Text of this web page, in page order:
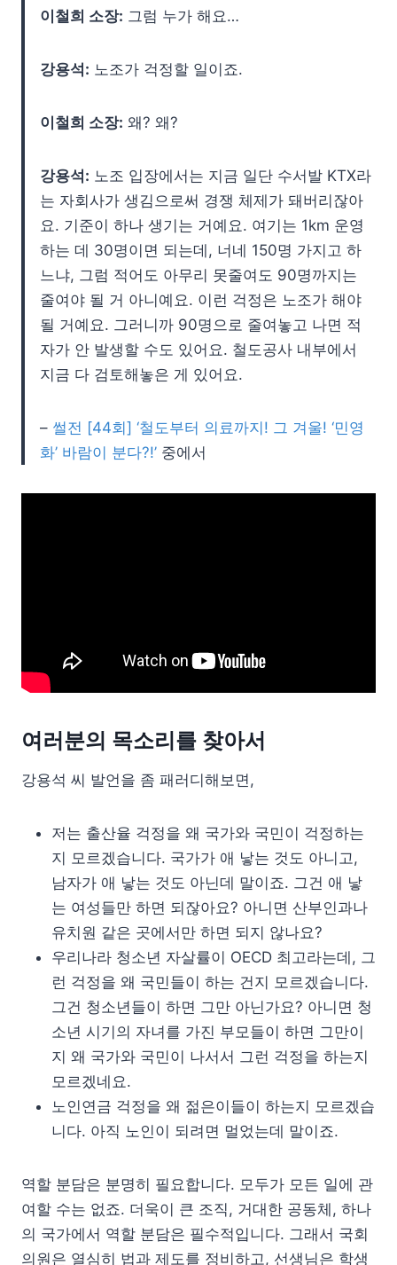
이철희 소장: 그럼 누가 해요…
강용석: 노조가 걱정할 일이죠.
이철희 소장: 왜? 왜?
강용석: 노조 입장에서는 지금 일단 수서발 KTX라
는 자회사가 생김으로써 경쟁 체제가 돼버리잖아
요. 기준이 하나 생기는 거예요. 여기는 1km 운영
하는 데 30명이면 되는데, 너네 150명 가지고 하
느냐, 그럼 적어도 아무리 못줄여도 90명까지는
줄여야 될 거 아니예요. 이런 걱정은 노조가 해야
될 거예요. 그러니까 90명으로 줄여놓고 나면 적
자가 안 발생할 수도 있어요. 철도공사 내부에서
지금 다 검토해놓은 게 있어요.
– 썰전 [44회] ‘철도부터 의료까지! 그 겨울! ‘민영
화’ 바람이 분다?!’ 중에서
여러분의 목소리를 찾아서
강용석 씨 발언을 좀 패러디해보면,
저는 출산율 걱정을 왜 국가와 국민이 걱정하는
지 모르겠습니다. 국가가 애 낳는 것도 아니고,
남자가 애 낳는 것도 아닌데 말이죠. 그건 애 낳
는 여성들만 하면 되잖아요? 아니면 산부인과나
유치원 같은 곳에서만 하면 되지 않나요?
우리나라 청소년 자살률이 OECD 최고라는데, 그
런 걱정을 왜 국민들이 하는 건지 모르겠습니다.
그건 청소년들이 하면 그만 아닌가요? 아니면 청
소년 시기의 자녀를 가진 부모들이 하면 그만이
지 왜 국가와 국민이 나서서 그런 걱정을 하는지
모르겠네요.
노인연금 걱정을 왜 젊은이들이 하는지 모르겠습
니다. 아직 노인이 되려면 멀었는데 말이죠.
역할 분담은 분명히 필요합니다. 모두가 모든 일에 관
여할 수는 없죠. 더욱이 큰 조직, 거대한 공동체, 하나
의 국가에서 역할 분담은 필수적입니다. 그래서 국회
의원은 열심히 법과 제도를 정비하고, 선생님은 학생